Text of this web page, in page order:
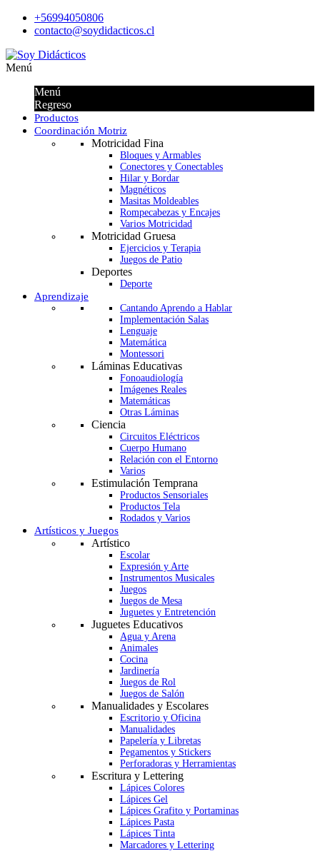
+56994050806
contacto@soydidacticos.cl
Menú
Menú
Regreso
Productos
Coordinación Motriz
Motricidad Fina
Bloques y Armables
Conectores y Conectables
Hilar y Bordar
Magnéticos
Masitas Moldeables
Rompecabezas y Encajes
Varios Motricidad
Motricidad Gruesa
Ejercicios y Terapia
Juegos de Patio
Deportes
Deporte
Aprendizaje
Cantando Aprendo a Hablar
Implementación Salas
Lenguaje
Matemática
Montessori
Láminas Educativas
Fonoaudiología
Imágenes Reales
Matemáticas
Otras Láminas
Ciencia
Circuitos Eléctricos
Cuerpo Humano
Relación con el Entorno
Varios
Estimulación Temprana
Productos Sensoriales
Productos Tela
Rodados y Varios
Artísticos y Juegos
Artístico
Escolar
Expresión y Arte
Instrumentos Musicales
Juegos
Juegos de Mesa
Juguetes y Entretención
Juguetes Educativos
Agua y Arena
Animales
Cocina
Jardinería
Juegos de Rol
Juegos de Salón
Manualidades y Escolares
Escritorio y Oficina
Manualidades
Papelería y Libretas
Pegamentos y Stickers
Perforadoras y Herramientas
Escritura y Lettering
Lápices Colores
Lápices Gel
Lápices Grafito y Portaminas
Lápices Pasta
Lápices Tinta
Marcadores y Lettering